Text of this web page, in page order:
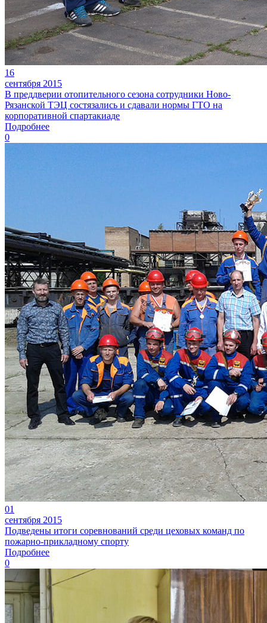
16
сентября 2015
В преддверии отопительного сезона сотрудники Ново-
Рязанской ТЭЦ состязались и сдавали нормы ГТО на
корпоративной спартакиаде
Подробнее
0
01
сентября 2015
Подведены итоги соревнований среди цеховых команд по
пожарно-прикладному спорту
Подробнее
0